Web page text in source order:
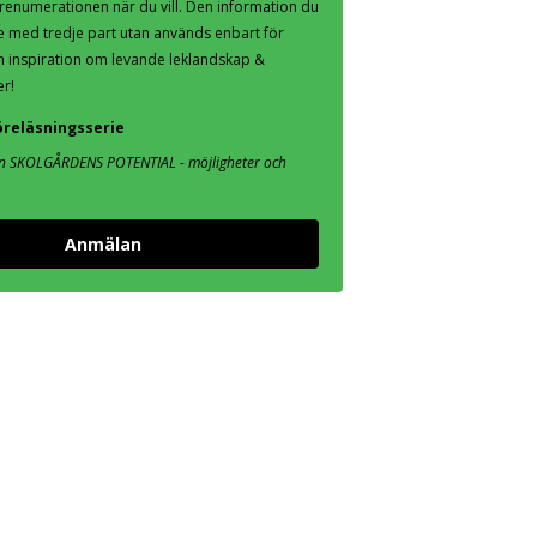
när du vill. Den information du
med tredje part utan används enbart för
inspiration om levande leklandskap &
POTENTIAL - möjligheter och
Anmälan